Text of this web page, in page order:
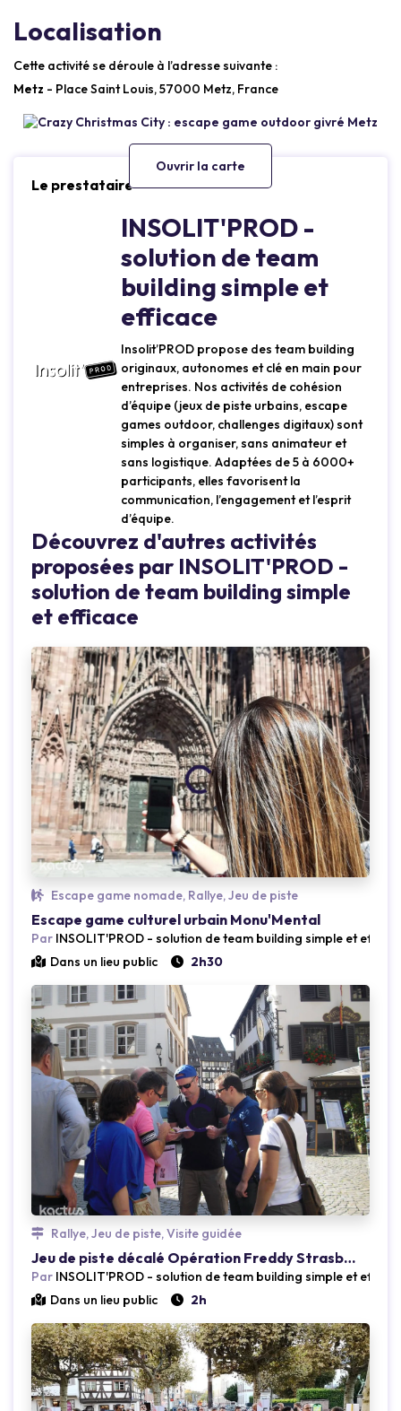
Localisation
Cette activité se déroule à l’adresse suivante :
Metz - Place Saint Louis, 57000 Metz, France
Ouvrir la carte
Le prestataire
INSOLIT'PROD -
solution de team
building simple et
efficace
Insolit’PROD propose des team building
originaux, autonomes et clé en main pour
entreprises. Nos activités de cohésion
d’équipe (jeux de piste urbains, escape
games outdoor, challenges digitaux) sont
simples à organiser, sans animateur et
sans logistique. Adaptées de 5 à 6000+
participants, elles favorisent la
communication, l’engagement et l’esprit
d’équipe.
Découvrez d'autres activités
proposées par INSOLIT'PROD -
solution de team building simple
et efficace
Loading...
Escape game nomade, Rallye, Jeu de piste
Escape game culturel urbain Monu'Mental
Par INSOLIT'PROD - solution de team building simple et
Dans un lieu public
2h30
Loading...
Rallye, Jeu de piste, Visite guidée
Jeu de piste décalé Opération Freddy Strasbourg
Par INSOLIT'PROD - solution de team building simple et
Dans un lieu public
2h
Loading...